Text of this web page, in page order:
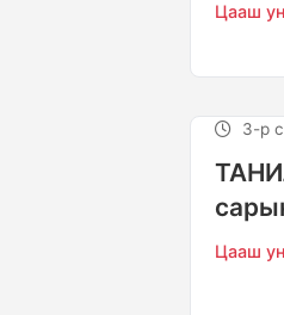
Цааш
3-р
Цааш